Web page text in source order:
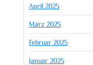
April 2025
März 2025
Februar 2025
Januar 2025